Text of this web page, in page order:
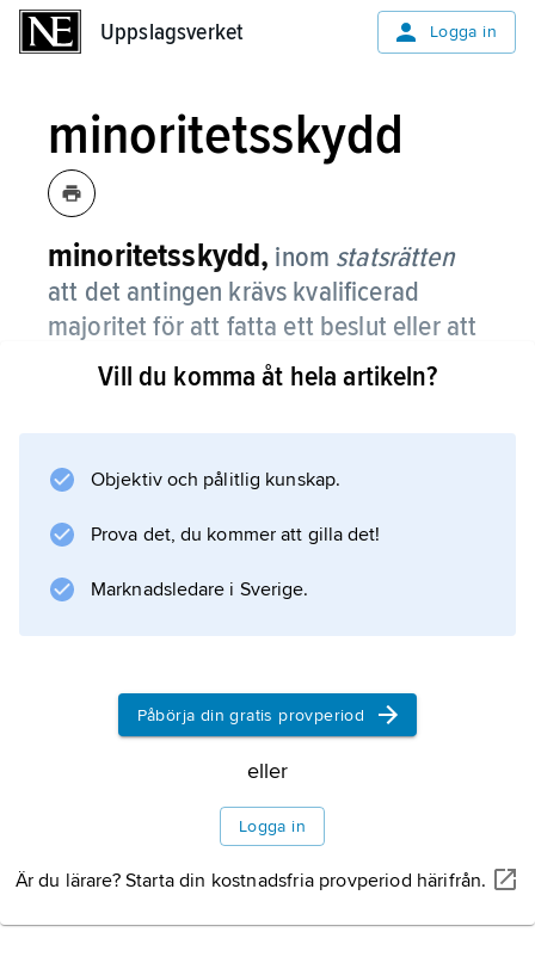
Uppslagsverket Logga in
minoritetsskydd
minoritetsskydd, inom statsrätten
att det antingen krävs kvalificerad
majoritet för att fatta ett beslut eller att
en minoritet kan genomdriva en viss
åtgärd.
proportionella val, både till och inom riksdag
förutsätter att den valda majoriteten som regel
ska besluta. I vissa fall har dock en minoritet
särskilda rättigheter i riksdagen.
Information om artikeln
Vill du komma åt hela artikeln?
Objektiv och pålitlig kunskap.
Prova det, du kommer att gilla det!
Marknadsledare i Sverige.
Påbörja din gratis provperiod
eller
Logga in
Är du lärare? Starta din kostnadsfria provperiod härifrån.